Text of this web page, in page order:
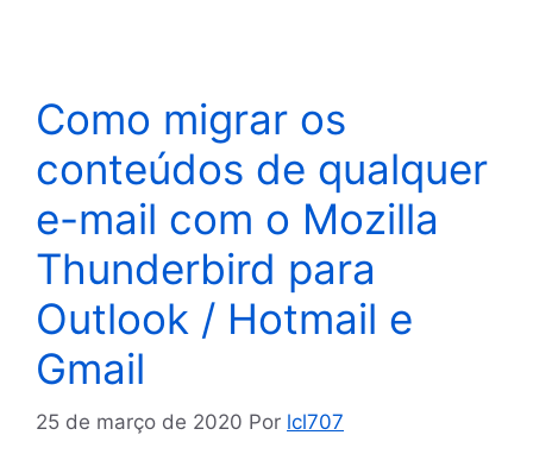
Como migrar os
conteúdos de qualquer
e-mail com o Mozilla
Thunderbird para
Outlook / Hotmail e
Gmail
25 de março de 2020 Por lcl707